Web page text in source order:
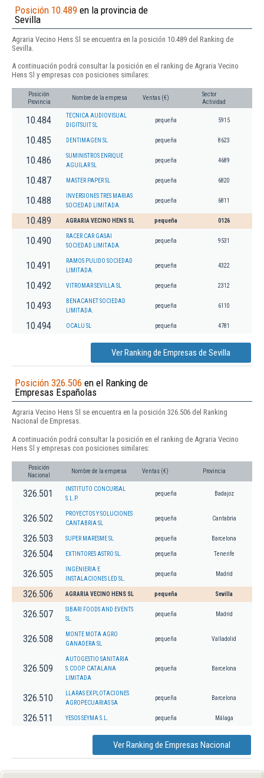
Posición 10.489 en la provincia de
Sevilla
Agraria Vecino Hens Sl se encuentra en la posición 10.489 del Ranking de
Sevilla.
A continuación podrá consultar la posición en el ranking de Agraria Vecino
Hens Sl y empresas con posiciones similares:
Posición
Provincia
Nombre de la empresa Ventas (€)
Sector
Actividad
10.484
TECNICA AUDIOVISUAL
DIGITSUIT SL
pequeña 5915
10.485 DENTIMAGEN SL pequeña 8623
10.486
SUMINISTROS ENRIQUE
AGUILAR SL
pequeña 4689
10.487 MASTER PAPER SL pequeña 6820
10.488
INVERSIONES TRES MARIAS
SOCIEDAD LIMITADA.
pequeña 6811
10.489 AGRARIA VECINO HENS SL pequeña 0126
10.490
RACER CAR GASAI
SOCIEDAD LIMITADA.
pequeña 9531
10.491
RAMOS PULIDO SOCIEDAD
LIMITADA.
pequeña 4322
10.492 VITROMAR SEVILLA SL pequeña 2312
10.493
BENACANET SOCIEDAD
LIMITADA.
pequeña 6110
10.494 OCALU SL pequeña 4781
Ver Ranking de Empresas de Sevilla
Posición 326.506 en el Ranking de
Empresas Españolas
Agraria Vecino Hens Sl se encuentra en la posición 326.506 del Ranking
Nacional de Empresas.
A continuación podrá consultar la posición en el ranking de Agraria Vecino
Hens Sl y empresas con posiciones similares:
Posición
Nacional
Nombre de la empresa Ventas (€) Provincia
326.501
INSTITUTO CONCURSAL
S.L.P.
pequeña Badajoz
326.502
PROYECTOS Y SOLUCIONES
CANTABRIA SL
pequeña Cantabria
326.503 SUPER MARESME SL pequeña Barcelona
326.504 EXTINTORES ASTRO SL. pequeña Tenerife
326.505
INGENIERIA E
INSTALACIONES LED SL.
pequeña Madrid
326.506 AGRARIA VECINO HENS SL pequeña Sevilla
326.507
SIBARI FOODS AND EVENTS
SL.
pequeña Madrid
326.508
MONTE MOTA AGRO
GANADERA SL
pequeña Valladolid
326.509
AUTOGESTIO SANITARIA
S.COOP. CATALANA
LIMITADA
pequeña Barcelona
326.510
LLARAS EXPLOTACIONES
AGROPECUARIAS SA
pequeña Barcelona
326.511 YESOS SEYMA S.L. pequeña Málaga
Ver Ranking de Empresas Nacional